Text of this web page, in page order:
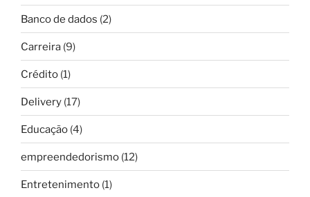
Banco de dados (2)
Carreira (9)
Crédito (1)
Delivery (17)
Educação (4)
empreendedorismo (12)
Entretenimento (1)